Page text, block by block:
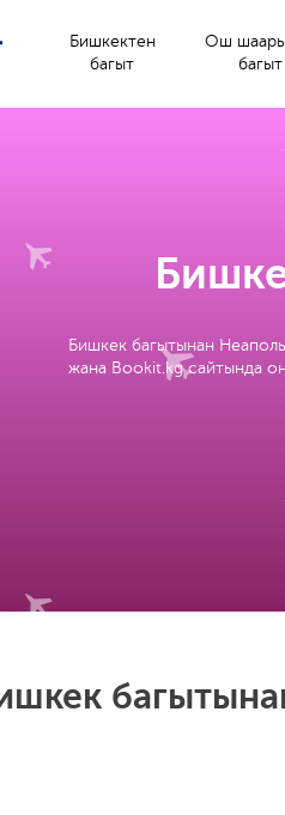
Бишкектен
багыт
Ош
багыт
Бишкек багытынан
жана Bookit.kg сайтында